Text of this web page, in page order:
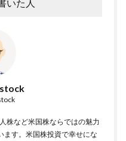
いた人
株など米国株ならではの魅力
ます。米国株投資で幸せにな